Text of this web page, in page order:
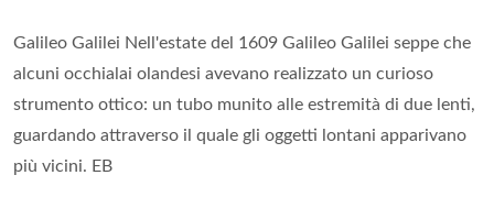
Galileo Galilei Nell'estate del 1609 Galileo Galilei seppe che
alcuni occhialai olandesi avevano realizzato un curioso
strumento ottico: un tubo munito alle estremità di due lenti,
guardando attraverso il quale gli oggetti lontani apparivano
più vicini. EB